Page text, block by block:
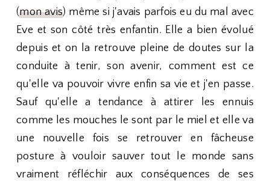
(mon avis) même si j'avais parfois eu du mal avec
Eve et son côté très enfantin. Elle a bien évolué
depuis et on la retrouve pleine de doutes sur la
conduite à tenir, son avenir, comment est ce
qu'elle va pouvoir vivre enfin sa vie et j'en passe.
Sauf qu'elle a tendance à attirer les ennuis
comme les mouches le sont par le miel et elle va
une nouvelle fois se retrouver en fâcheuse
posture à vouloir sauver tout le monde sans
vraiment réfléchir aux conséquences de ses